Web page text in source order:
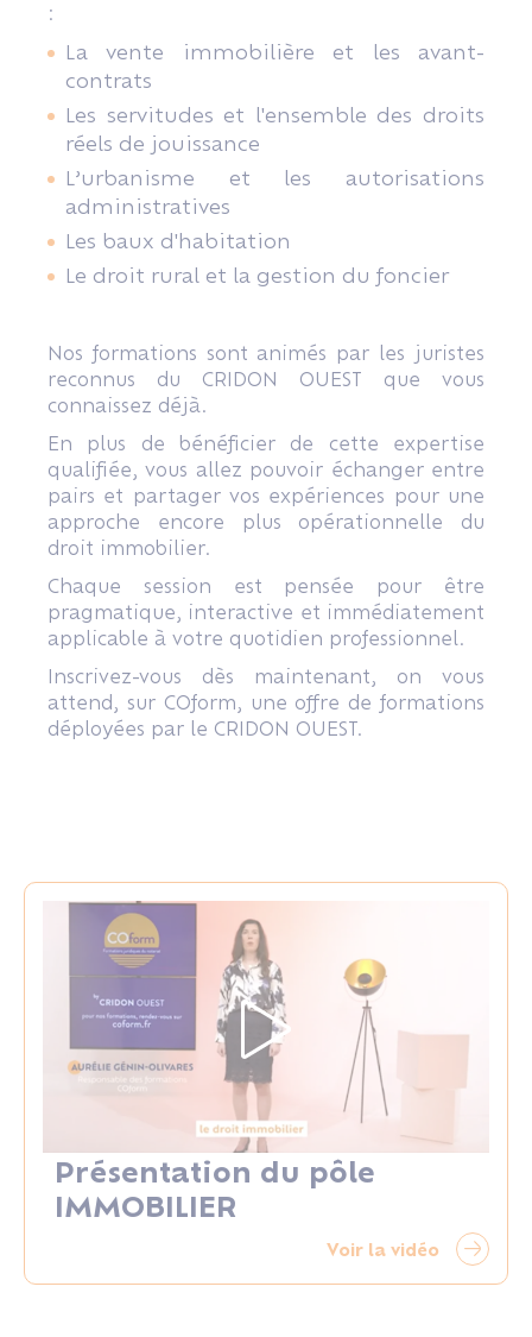
:
La vente immobilière et les avant-
contrats
Les servitudes et l'ensemble des droits
réels de jouissance
L’urbanisme et les autorisations
administratives
Les baux d'habitation
Le droit rural et la gestion du foncier
Nos formations sont animés par les juristes
reconnus du CRIDON OUEST que vous
connaissez déjà.
En plus de bénéficier de cette expertise
qualifiée, vous allez pouvoir échanger entre
pairs et partager vos expériences pour une
approche encore plus opérationnelle du
droit immobilier.
Chaque session est pensée pour être
pragmatique, interactive et immédiatement
applicable à votre quotidien professionnel.
Inscrivez-vous dès maintenant, on vous
attend, sur COform, une offre de formations
déployées par le CRIDON OUEST.
Présentation du pôle
IMMOBILIER
Voir la vidéo